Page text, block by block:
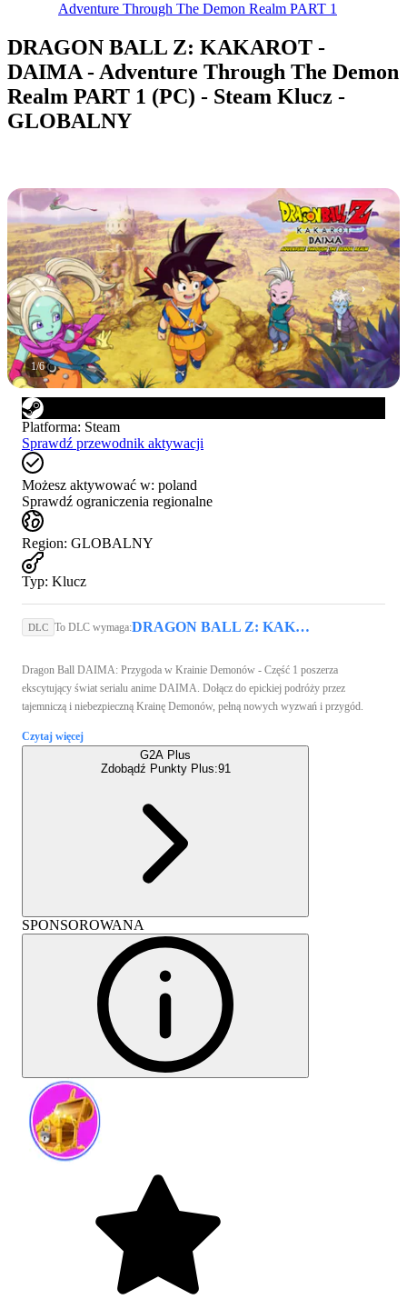
Adventure Through The Demon Realm PART 1
DRAGON BALL Z: KAKAROT -
DAIMA - Adventure Through The Demon
Realm PART 1 (PC) - Steam Klucz -
GLOBALNY
1/6
Platforma: Steam
Sprawdź przewodnik aktywacji
Możesz aktywować w: poland
Sprawdź ograniczenia regionalne
Region: GLOBALNY
Typ: Klucz
DLC To DLC wymaga: DRAGON BALL Z: KAKAROT (PC) - Steam Key - GLOBAL
Dragon Ball DAIMA: Przygoda w Krainie Demonów - Część 1 poszerza
ekscytujący świat serialu anime DAIMA. Dołącz do epickiej podróży przez
tajemniczą i niebezpieczną Krainę Demonów, pełną nowych wyzwań i przygód.
Czytaj więcej
G2A Plus
Zdobądź Punkty Plus:91
SPONSOROWANA